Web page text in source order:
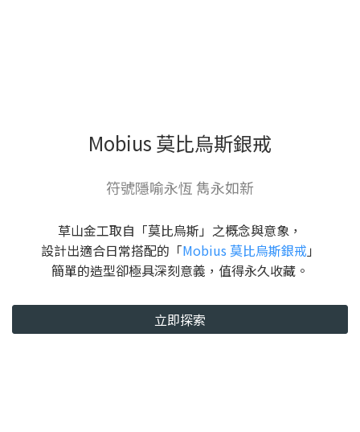
Mobius 莫比烏斯銀戒
符號隱喻永恆 雋永如新
草山金工取自「莫比烏斯」之概念與意象，
設計出適合日常搭配的「Mobius 莫比烏斯銀戒 」
簡單的造型卻極具深刻意義，值得永久收藏。
立即探索